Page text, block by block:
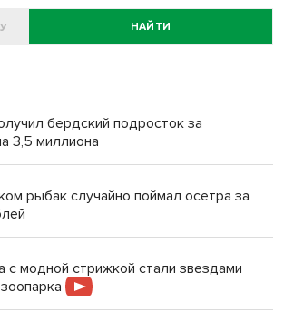
НАЙТИ
бердский подросток за
3,5 миллиона
рыбак случайно поймал осетра за
с модной стрижкой стали звездами